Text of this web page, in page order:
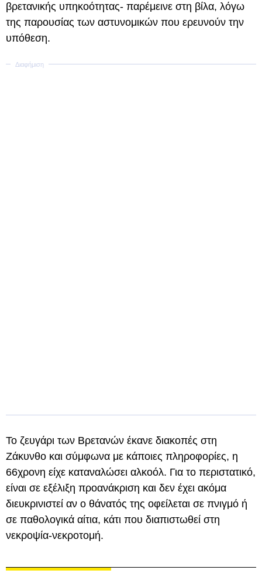
βρετανικής υπηκοότητας- παρέμεινε στη βίλα, λόγω
της παρουσίας των αστυνομικών που ερευνούν την
υπόθεση.
Το ζευγάρι των Βρετανών έκανε διακοπές στη
Ζάκυνθο και σύμφωνα με κάποιες πληροφορίες, η
66χρονη είχε καταναλώσει αλκοόλ. Για το περιστατικό,
είναι σε εξέλιξη προανάκριση και δεν έχει ακόμα
διευκρινιστεί αν ο θάνατός της οφείλεται σε πνιγμό ή
σε παθολογικά αίτια, κάτι που διαπιστωθεί στη
νεκροψία-νεκροτομή.